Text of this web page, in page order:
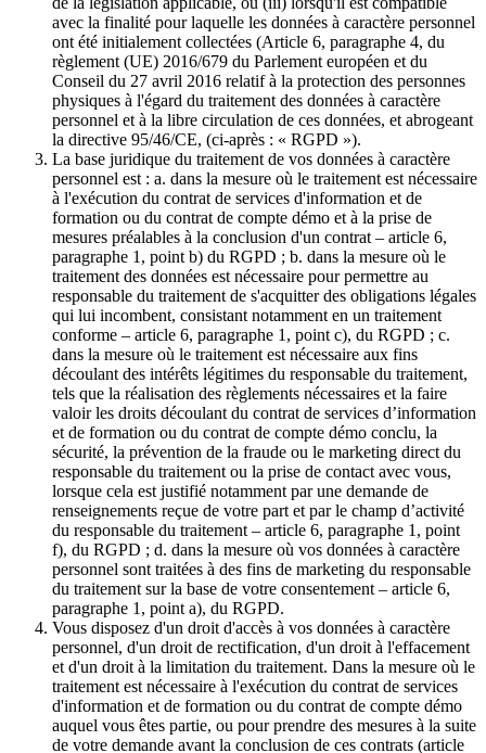
avec la finalité pour laquelle les données à caractère personnel
ont été initialement collectées (Article 6, paragraphe 4, du
règlement (UE) 2016/679 du Parlement européen et du
Conseil du 27 avril 2016 relatif à la protection des personnes
physiques à l'égard du traitement des données à caractère
personnel et à la libre circulation de ces données, et abrogeant
la directive 95/46/CE, (ci-après : « RGPD »).
La base juridique du traitement de vos données à caractère
personnel est : a. dans la mesure où le traitement est nécessaire
à l'exécution du contrat de services d'information et de
formation ou du contrat de compte démo et à la prise de
mesures préalables à la conclusion d'un contrat – article 6,
paragraphe 1, point b) du RGPD ; b. dans la mesure où le
traitement des données est nécessaire pour permettre au
responsable du traitement de s'acquitter des obligations légales
qui lui incombent, consistant notamment en un traitement
conforme – article 6, paragraphe 1, point c), du RGPD ; c.
dans la mesure où le traitement est nécessaire aux fins
découlant des intérêts légitimes du responsable du traitement,
tels que la réalisation des règlements nécessaires et la faire
valoir les droits découlant du contrat de services d’information
et de formation ou du contrat de compte démo conclu, la
sécurité, la prévention de la fraude ou le marketing direct du
responsable du traitement ou la prise de contact avec vous,
lorsque cela est justifié notamment par une demande de
renseignements reçue de votre part et par le champ d’activité
du responsable du traitement – article 6, paragraphe 1, point
f), du RGPD ; d. dans la mesure où vos données à caractère
personnel sont traitées à des fins de marketing du responsable
du traitement sur la base de votre consentement – article 6,
paragraphe 1, point a), du RGPD.
Vous disposez d'un droit d'accès à vos données à caractère
personnel, d'un droit de rectification, d'un droit à l'effacement
et d'un droit à la limitation du traitement. Dans la mesure où le
traitement est nécessaire à l'exécution du contrat de services
d'information et de formation ou du contrat de compte démo
auquel vous êtes partie, ou pour prendre des mesures à la suite
de votre demande avant la conclusion de ces contrats (article